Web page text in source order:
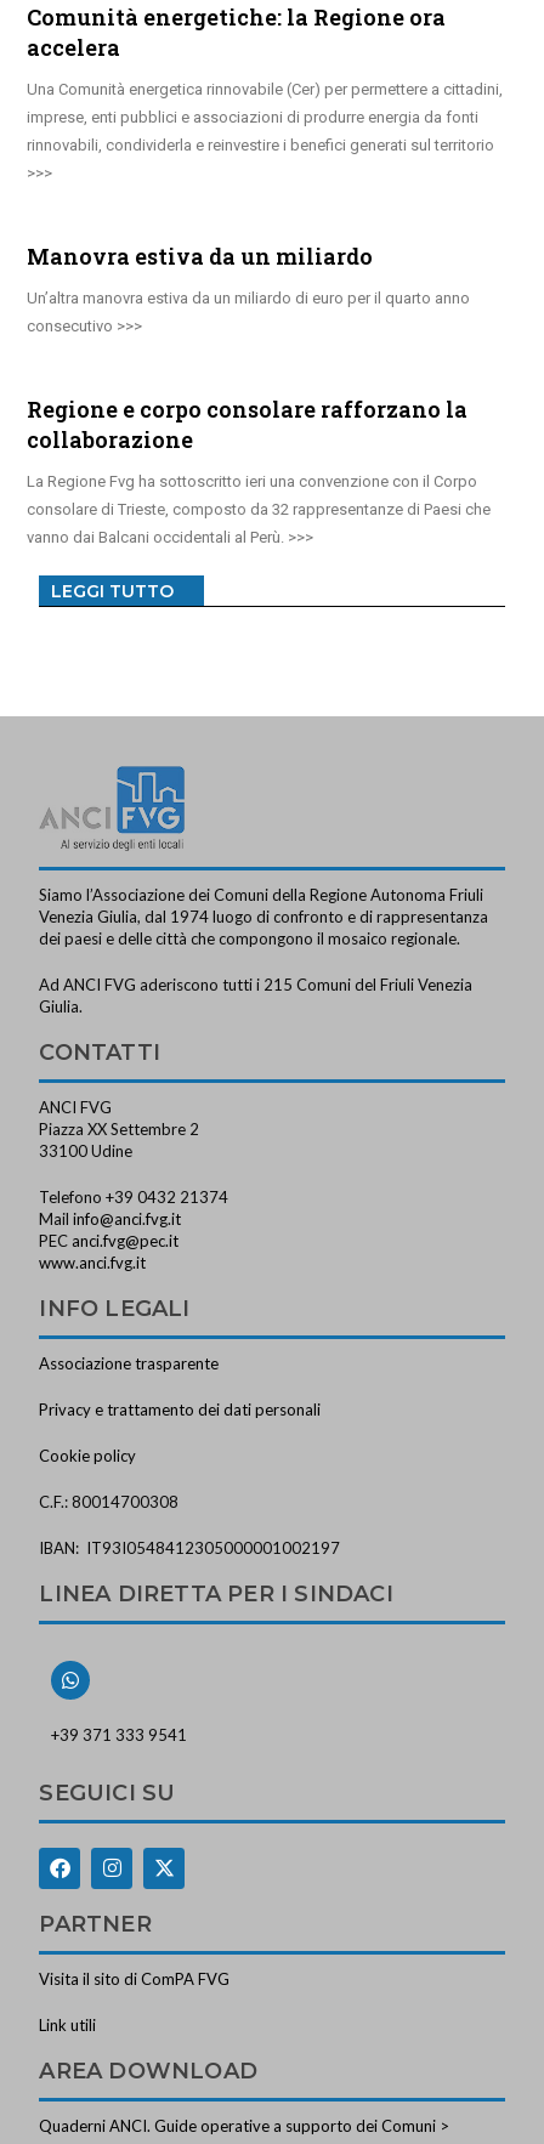
Comunità energetiche: la Regione ora
accelera
Una Comunità energetica rinnovabile (Cer) per permettere a cittadini,
imprese, enti pubblici e associazioni di produrre energia da fonti
rinnovabili, condividerla e reinvestire i benefici generati sul territorio
Manovra estiva da un miliardo
Un’altra manovra estiva da un miliardo di euro per il quarto anno
consecutivo
Regione e corpo consolare rafforzano la
collaborazione
La Regione Fvg ha sottoscritto ieri una convenzione con il Corpo
consolare di Trieste, composto da 32 rappresentanze di Paesi che
vanno dai Balcani occidentali al Perù.
LEGGI TUTTO
Siamo l’Associazione dei Comuni della Regione Autonoma Friuli
Venezia Giulia, dal 1974 luogo di confronto e di rappresentanza
dei paesi e delle città che compongono il mosaico regionale.
Ad ANCI FVG aderiscono tutti i 215 Comuni del Friuli Venezia
Giulia.
CONTATTI
ANCI FVG
Piazza XX Settembre 2
33100 Udine
Telefono +39 0432 21374
Mailinfo@anci.fvg.it
PEC anci.fvg@pec.it
www.anci.fvg.it
INFO LEGALI
Associazione trasparente
Privacy e trattamento dei dati personali
Cookie policy
C.F.: 80014700308
IBAN: IT93I0548412305000001002197
LINEA DIRETTA PER I SINDACI
+39 371 333 9541
SEGUICI SU
PARTNER
Visita il sito di ComPA FVG
Link utili
AREA DOWNLOAD
Quaderni ANCI. Guide operative a supporto dei Comuni >